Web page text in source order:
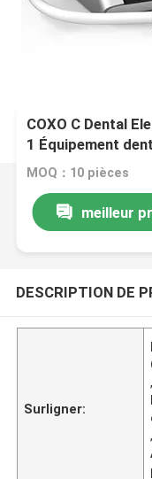
COXO C Dental
1 Équipement
minimalement
MOQ：10 pièces
meilleur
DESCRIPTION DE
Surligner:
,
,